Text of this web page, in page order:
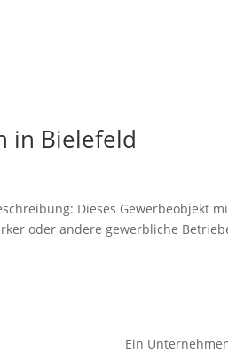
in Bielefeld
Dieses Gewerbeobjekt
oder andere gewerbliche
Ein